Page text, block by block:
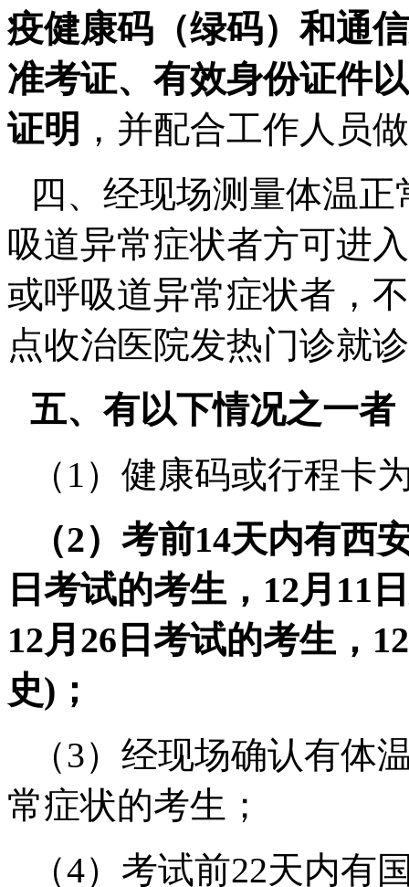
疫健康码（绿码）和通
准考证、有效身份证件
证明 ，并配合工作人员
四、经现场测量体温正
吸道异常症状者方可进
或呼吸道异常症状者，
点收治医院发热门诊就
五、有以下情况之一
（ 1）健康码或行程卡
（2）考前14天内有西
日考试的考生， 12月 11
12月 26 日考试的考生， 12
史) ；
（3）经现场确认有体
常症状的考生；
（4）考试前22天内有